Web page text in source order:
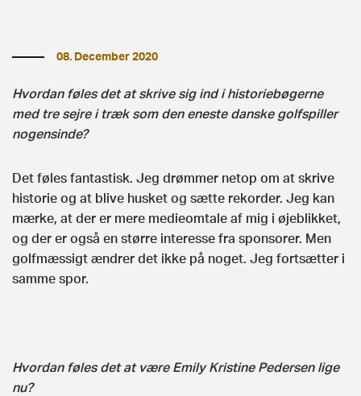
08. December 2020
Hvordan føles det at skrive sig ind i historiebøgerne
med tre sejre i træk som den eneste danske golfspiller
nogensinde?
Det føles fantastisk. Jeg drømmer netop om at skrive
historie og at blive husket og sætte rekorder. Jeg kan
mærke, at der er mere medieomtale af mig i øjeblikket,
og der er også en større interesse fra sponsorer. Men
golfmæssigt ændrer det ikke på noget. Jeg fortsætter i
samme spor.
Hvordan føles det at være Emily Kristine Pedersen lige
nu?